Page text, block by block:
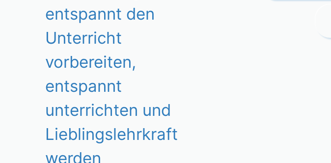
entspannt den
Unterricht
vorbereiten,
entspannt
unterrichten und
Lieblingslehrkraft
werden